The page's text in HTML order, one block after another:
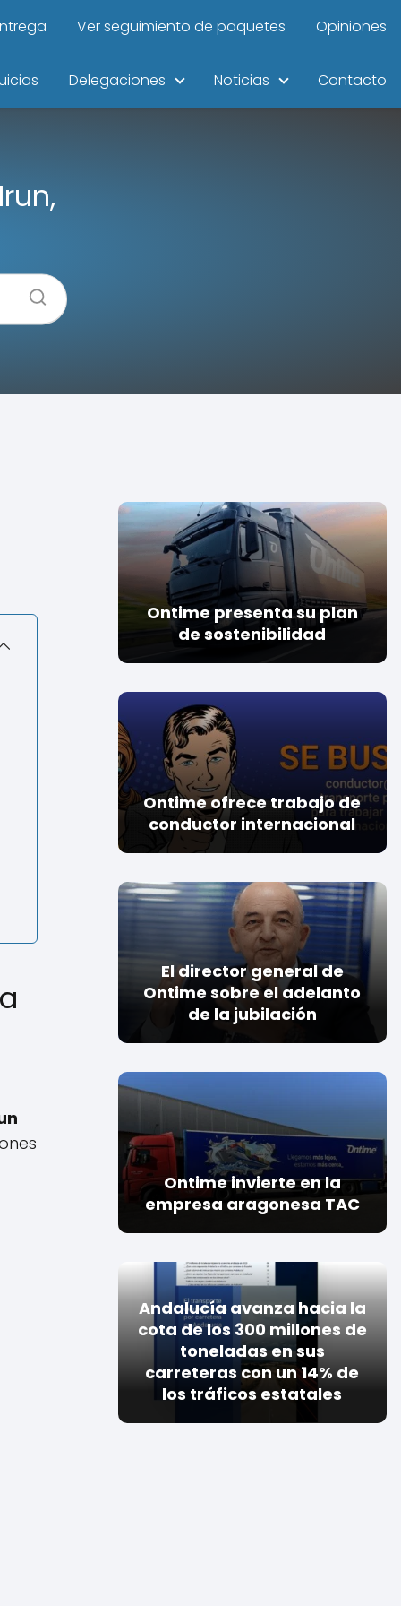
Ver seguimiento de paquetes Opiniones
Delegaciones Noticias Contacto
Ontime presenta su plan
de sostenibilidad
Ontime ofrece trabajo de
conductor internacional
El director general de
Ontime sobre el adelanto
de la jubilación
Ontime invierte en la
empresa aragonesa TAC
Andalucía avanza hacia la
cota de los 300 millones de
toneladas en sus
carreteras con un 14% de
los tráficos estatales